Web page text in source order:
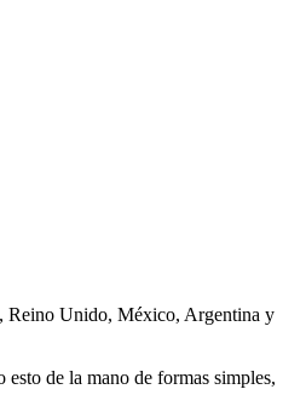
Reino Unido, México, Argentina y
esto de la mano de formas simples,